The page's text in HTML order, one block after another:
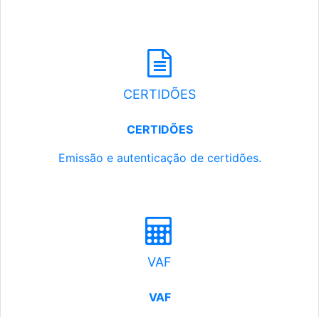
CERTIDÕES
CERTIDÕES
Emissão e autenticação de certidões.
VAF
VAF